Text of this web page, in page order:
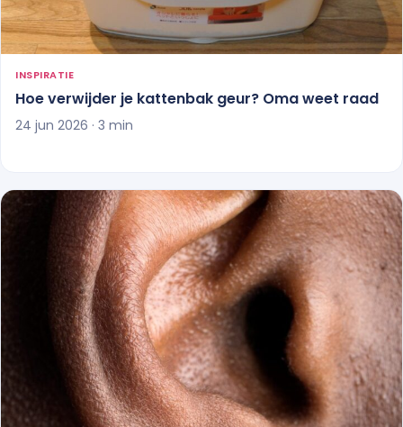
INSPIRATIE
Hoe verwijder je kattenbak geur? Oma weet raad
24 jun 2026 · 3 min